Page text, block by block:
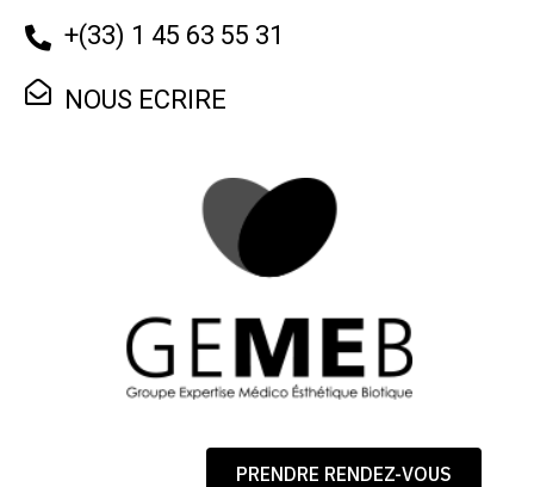
+(33) 1 45 63 55 31
NOUS ECRIRE
PRENDRE RENDEZ-VOUS